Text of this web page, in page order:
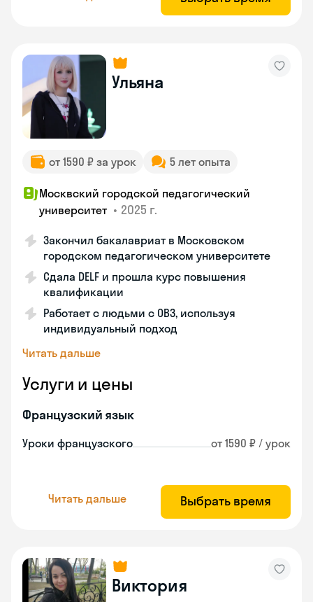
Ульяна
от 1590 ₽ за урок 5 лет опыта
Москвский городской педагогический
университет • 2025 г.
Закончил бакалавриат в Московском
городском педагогическом университете
Сдала DELF и прошла курс повышения
квалификации
Работает с людьми с ОВЗ, используя
индивидуальный подход
Читать дальше
Услуги и цены
Французский язык
Уроки французского от 1590 ₽ / урок
Читать дальше Выбрать время
Виктория